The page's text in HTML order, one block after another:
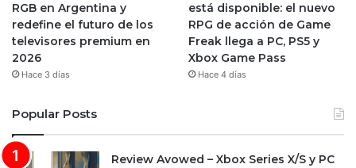
RGB en Argentina y
redefine el futuro de los
televisores premium en
2026
Hace 3 días
está disponible: el nuevo
RPG de acción de Game
Freak llega a PC, PS5 y
Xbox Game Pass
Hace 4 días
Popular Posts
Review Avowed – Xbox Series X/S y PC